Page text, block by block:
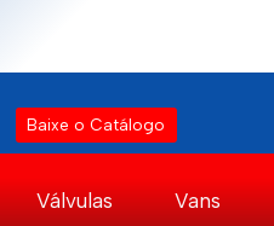
Baixe o Catálogo
Válvulas Vans